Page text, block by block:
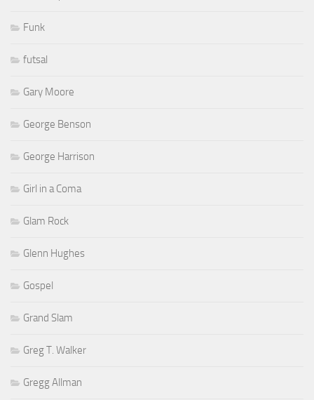
Funk
futsal
Gary Moore
George Benson
George Harrison
Girl in a Coma
Glam Rock
Glenn Hughes
Gospel
Grand Slam
Greg T. Walker
Gregg Allman